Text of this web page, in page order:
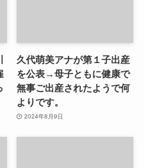
久代萌美アナが第１子出産
を公表→母子ともに健康で
無事ご出産されたようで何
よりです。
2024年8月9日